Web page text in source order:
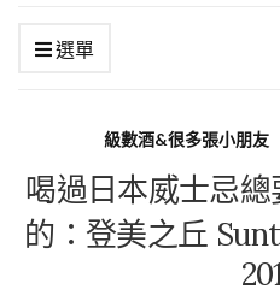
選單
級數酒&很多張小朋友
喝過日本威士忌
的：登美之丘